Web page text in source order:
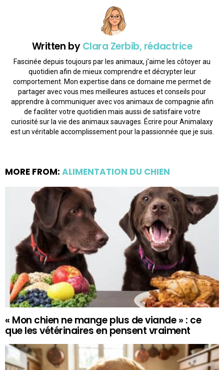
Written byClara Zerbib, rédactrice
Fascinée depuis toujours par les animaux, j'aime les côtoyer au
quotidien afin de mieux comprendre et décrypter leur
comportement. Mon expertise dans ce domaine me permet de
partager avec vous mes meilleures astuces et conseils pour
apprendre à communiquer avec vos animaux de compagnie afin
de faciliter votre quotidien mais aussi de satisfaire votre
curiosité sur la vie des animaux sauvages. Écrire pour Animalaxy
est un véritable accomplissement pour la passionnée que je suis.
MORE FROM: ALIMENTATION DU CHIEN
« Mon chien ne mange plus de viande » : ce
que les vétérinaires en pensent vraiment